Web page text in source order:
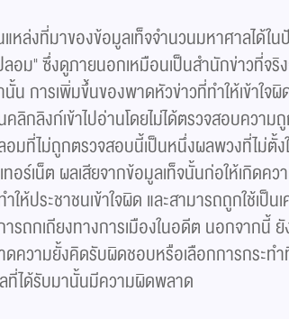
หล่งที่มาของข้อมูลเท็จจำนวนมหาศาลได้ใน
ลอม" ซึ่งดูภายนอกเหมือนเป็นสำนักข่าวที่จริ
น การเพิ่มขึ้นของพาดหัวข่าวที่ทำให้เข้าใจผิ
คลิกลิงก์เข้าไปอ่านโดยไม่ได้ตรวจสอบควา
อมที่ไม่ถูกตรวจสอบนี้เป็นหนึ่งผลพวงที่ไม่ตั้ง
ทอร์เน็ต ผลเสียจากข้อมูลเท็จนั้นก่อให้เกิดค
ให้ประชาชนเข้าใจผิด และสามารถถูกใช้เป็
ารถกเถียงทางการเมืองในอดีต นอกจากนี้
ดความยั้งคิดรับผิดชอบหรือเลือกการกระทำ
ที่ได้รับมานั้นมีความผิดพลาด